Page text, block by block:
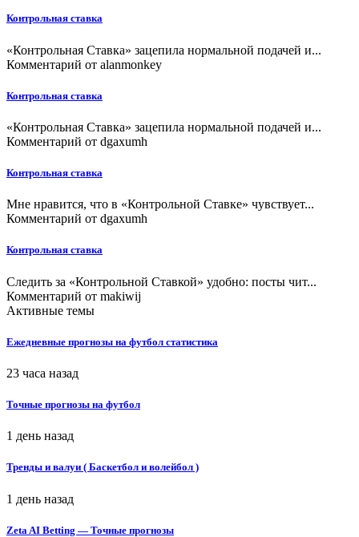
Контрольная ставка
«Контрольная Ставка» зацепила нормальной подачей и...
Комментарий от alanmonkey
Контрольная ставка
«Контрольная Ставка» зацепила нормальной подачей и...
Комментарий от dgaxumh
Контрольная ставка
Мне нравится, что в «Контрольной Ставке» чувствует...
Комментарий от dgaxumh
Контрольная ставка
Следить за «Контрольной Ставкой» удобно: посты чит...
Комментарий от makiwij
Активные темы
Ежедневные прогнозы на футбол статистика
23 часа назад
Точные прогнозы на футбол
1 день назад
Тренды и валуи ( Баскетбол и волейбол )
1 день назад
Zeta AI Betting — Точные прогнозы